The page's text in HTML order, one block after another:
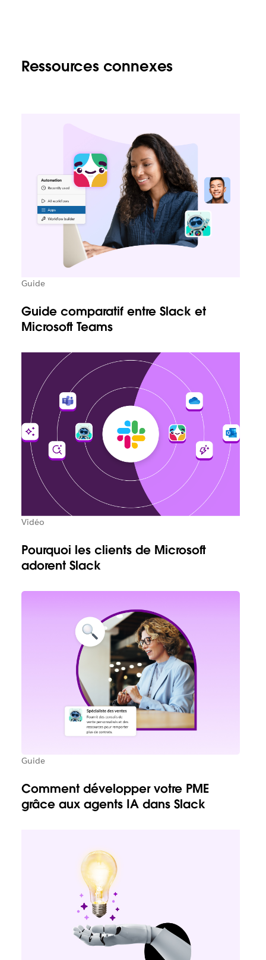
Ressources connexes
Guide
Guide comparatif entre Slack et
Microsoft Teams
Vidéo
Pourquoi les clients de Microsoft
adorent Slack
Guide
Comment développer votre PME
grâce aux agents IA dans Slack